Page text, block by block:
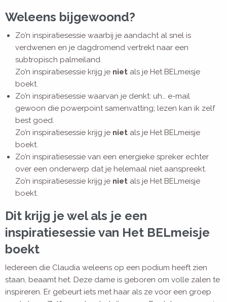
Weleens bijgewoond?
Zo’n inspiratiesessie waarbij je aandacht al snel is
verdwenen en je dagdromend vertrekt naar een
subtropisch palmeiland.
Zo’n inspiratiesessie krijg je niet als je Het BELmeisje
boekt.
Zo’n inspiratiesessie waarvan je denkt: uh… e-mail
gewoon die powerpoint samenvatting; lezen kan ik zelf
best goed.
Zo’n inspiratiesessie krijg je niet als je Het BELmeisje
boekt.
Zo’n inspiratiesessie van een energieke spreker echter
over een onderwerp dat je helemaal niet aanspreekt.
Zo’n inspiratiesessie krijg je niet als je Het BELmeisje
boekt.
Dit krijg je wel als je een
inspiratiesessie van Het BELmeisje
boekt
Iedereen die Claudia weleens op een podium heeft zien
staan, beaamt het. Deze dame is geboren om volle zalen te
inspireren. Er gebeurt iets met haar als ze voor een groep